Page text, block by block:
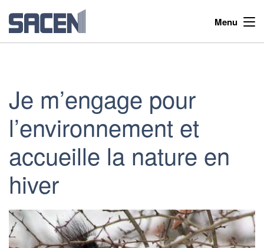
Menu
Je m’engage pour
l’environnement et
accueille la nature en
hiver